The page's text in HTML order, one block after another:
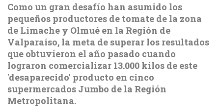
Como un gran desafío han asumido los
pequeños productores de tomate de la zona
de Limache y Olmué en la Región de
Valparaíso, la meta de superar los resultados
que obtuvieron el año pasado cuando
lograron comercializar 13.000 kilos de este
'desaparecido' producto en cinco
supermercados Jumbo de la Región
Metropolitana.